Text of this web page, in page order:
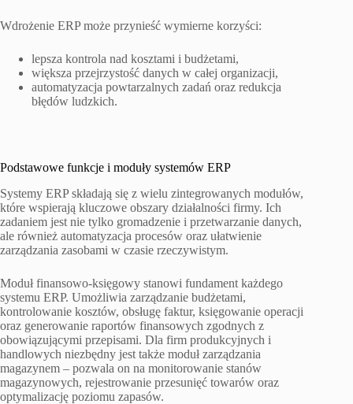
Wdrożenie ERP może przynieść wymierne korzyści:
lepsza kontrola nad kosztami i budżetami,
większa przejrzystość danych w całej organizacji,
automatyzacja powtarzalnych zadań oraz redukcja
błędów ludzkich.
Podstawowe funkcje i moduły systemów ERP
Systemy ERP składają się z wielu zintegrowanych modułów,
które wspierają kluczowe obszary działalności firmy. Ich
zadaniem jest nie tylko gromadzenie i przetwarzanie danych,
ale również automatyzacja procesów oraz ułatwienie
zarządzania zasobami w czasie rzeczywistym.
Moduł finansowo-księgowy stanowi fundament każdego
systemu ERP. Umożliwia zarządzanie budżetami,
kontrolowanie kosztów, obsługę faktur, księgowanie operacji
oraz generowanie raportów finansowych zgodnych z
obowiązującymi przepisami. Dla firm produkcyjnych i
handlowych niezbędny jest także moduł zarządzania
magazynem – pozwala on na monitorowanie stanów
magazynowych, rejestrowanie przesunięć towarów oraz
optymalizację poziomu zapasów.